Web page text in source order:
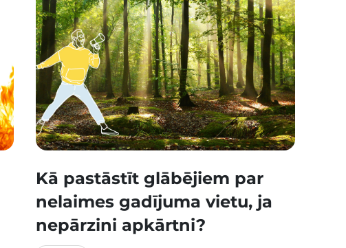
Kā pastāstīt glābējiem par
nelaimes gadījuma vietu, ja
nepārzini apkārtni?